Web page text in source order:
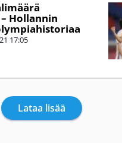
Hollannin
17:05
Lataa lisää